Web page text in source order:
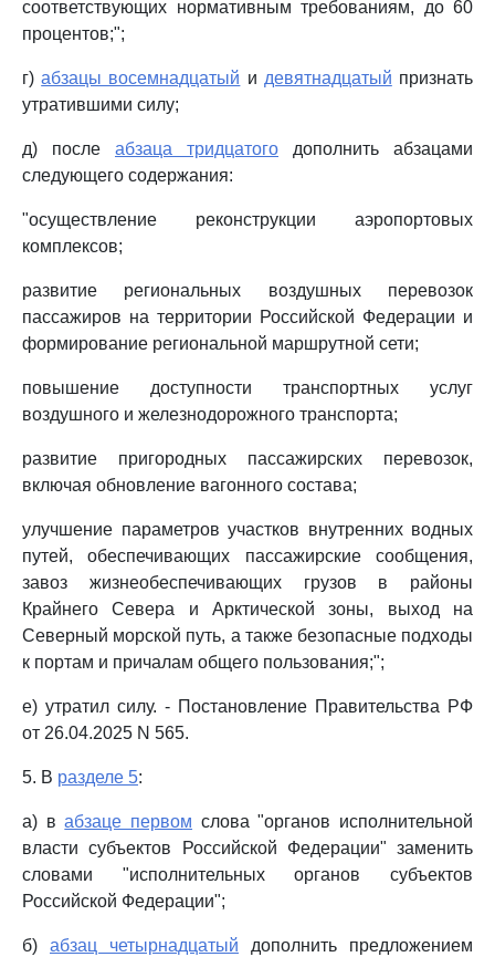
соответствующих нормативным требованиям, до 60
процентов;";
г)абзацы восемнадцатый и девятнадцатый признать
утратившими силу;
д) после абзаца тридцатого дополнить абзацами
следующего содержания:
"осуществление реконструкции аэропортовых
комплексов;
развитие региональных воздушных перевозок
пассажиров на территории Российской Федерации и
формирование региональной маршрутной сети;
повышение доступности транспортных услуг
воздушного и железнодорожного транспорта;
развитие пригородных пассажирских перевозок,
включая обновление вагонного состава;
улучшение параметров участков внутренних водных
путей, обеспечивающих пассажирские сообщения,
завоз жизнеобеспечивающих грузов в районы
Крайнего Севера и Арктической зоны, выход на
Северный морской путь, а также безопасные подходы
к портам и причалам общего пользования;";
е) утратил силу. - Постановление Правительства РФ
от 26.04.2025 N 565.
5. В разделе 5:
а) вабзаце первом слова "органов исполнительной
власти субъектов Российской Федерации" заменить
словами "исполнительных органов субъектов
Российской Федерации";
б) абзац четырнадцатый дополнить предложением